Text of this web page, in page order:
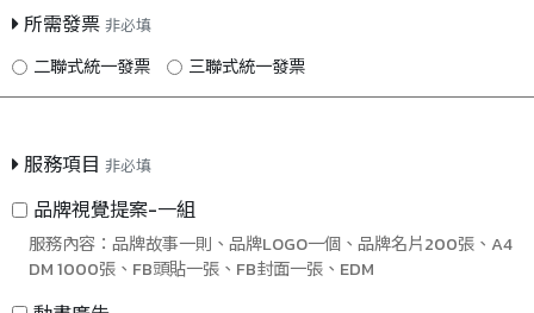
所需發票 非必填
二聯式統一發票 三聯式統一發票
服務項目 非必填
品牌視覺提案-一組
服務內容：品牌故事一則、品牌LOGO一個、品牌名片200張、A4
DM 1000張、FB頭貼一張、FB封面一張、EDM